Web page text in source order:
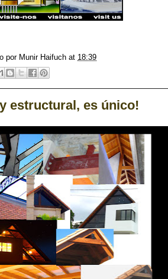
por Munir Haifuch at 18:39
estructural, es único!